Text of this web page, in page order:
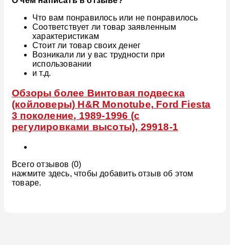
Что вам понравилось или не понравилось
Соответствует ли товар заявленным
характеристикам
Стоит ли товар своих денег
Возникали ли у вас трудности при
использовании
и т.д.
Обзоры более Винтовая подвеска
(койловеры) H&R Monotube, Ford Fiesta
3 поколение, 1989-1996 (с
регулировками высоты), 29918-1
Всего отзывов (0)
нажмите здесь, чтобы добавить отзыв об этом
товаре.